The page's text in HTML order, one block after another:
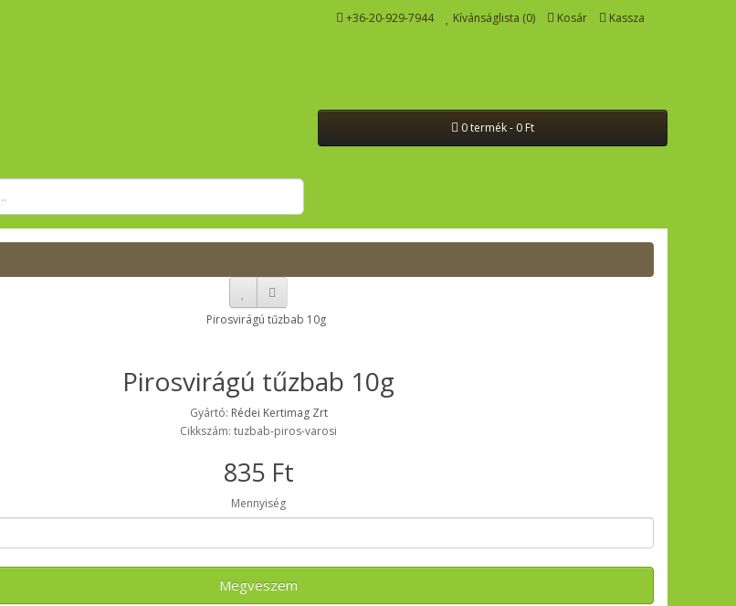
+36-20-929-7944 Kívánságlista (0) Kosár Kassza
0 termék - 0 Ft
Pirosvirágú tűzbab 10g
Gyártó: Rédei Kertimag Zrt
Cikkszám: tuzbab-piros-varosi
835 Ft
Mennyiség
Megveszem